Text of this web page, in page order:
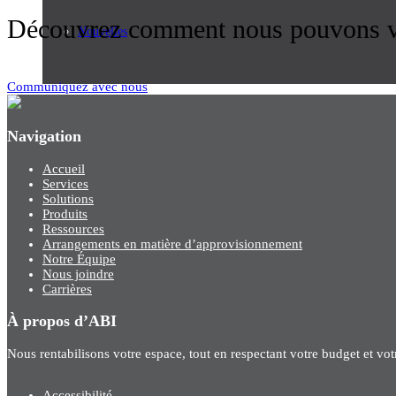
Nouvelles
Découvrez comment nous pouvons
Communiquez avec nous
Navigation
Accueil
Services
Solutions
Produits
Ressources
Arrangements en matière d’approvisionnement
Notre Équipe
Nous joindre
Carrières
À propos d’ABI
Nous rentabilisons votre espace, tout en respectant votre budget et